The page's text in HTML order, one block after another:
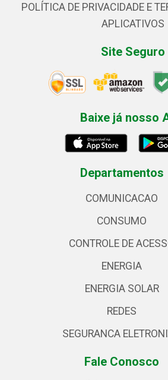
POLÍTICA DE PRIVACIDADE E
APLICATIVOS
Site Seguro
Baixe já nosso
Departamentos
COMUNICACAO
CONSUMO
CONTROLE DE
ENERGIA
ENERGIA SOLAR
REDES
SEGURANCA
Fale Conosco